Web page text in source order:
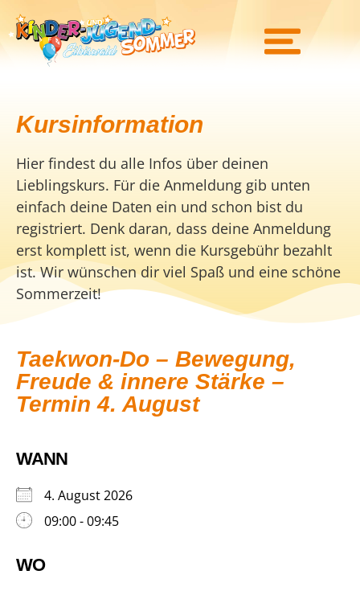
Kursinformation
Hier findest du alle Infos über deinen
Lieblingskurs. Für die Anmeldung gib unten
einfach deine Daten ein und schon bist du
registriert. Denk daran, dass deine Anmeldung
erst komplett ist, wenn die Kursgebühr bezahlt
ist. Wir wünschen dir viel Spaß und eine schöne
Sommerzeit!
Taekwon-Do – Bewegung,
Freude & innere Stärke –
Termin 4. August
WANN
4. August 2026
09:00 - 09:45
WO